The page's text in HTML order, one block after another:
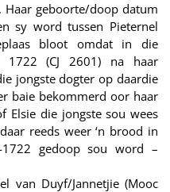
Haar geboorte/doop datum
sy word tussen Pieternel
bloot omdat in die
1722 (CJ 2601) na haar
jongste dogter op daardie
baie bekommerd oor haar
Elsie die jongste sou wees
reeds weer ‘n brood in
gedoop sou word –
van Duyf/Jannetjie (Mooc